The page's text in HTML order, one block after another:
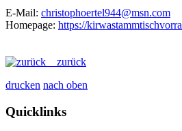
E-Mail: christophoertel944@msn.com
Homepage: https://
zurück
drucken nach oben
Quicklinks